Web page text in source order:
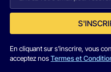
En cliquant sur s'inscrire, vous
acceptez nosTermes et